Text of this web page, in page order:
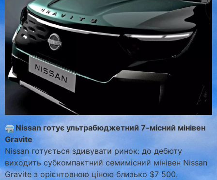
Nissan готує ультрабюджетний 7-місний мінівен
Gravite
Nissan готується здивувати ринок: до дебюту
виходить субкомпактний семимісний мінівен Nissan
Gravite з орієнтовною ціною близько $7 500.